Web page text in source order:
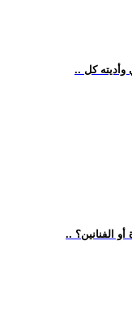
وأديته كل
الفنانين؟